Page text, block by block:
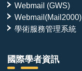
Webmail (GWS)
Webmail(Mail2000)
學術服務管理系統
國際學者資訊